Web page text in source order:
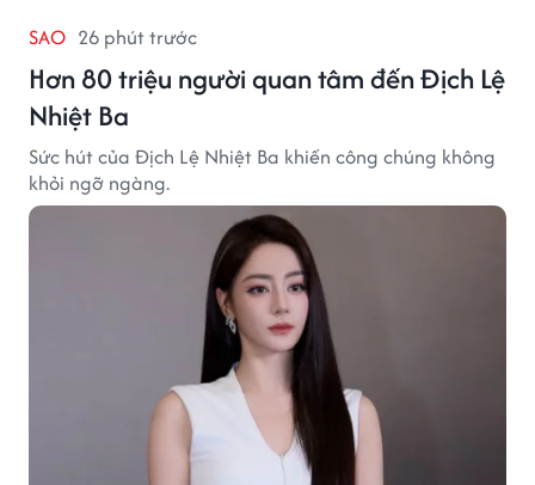
SAO 26 phút trước
Hơn 80 triệu người quan tâm đến Địch Lệ
Nhiệt Ba
Sức hút của Địch Lệ Nhiệt Ba khiến công chúng không
khỏi ngỡ ngàng.